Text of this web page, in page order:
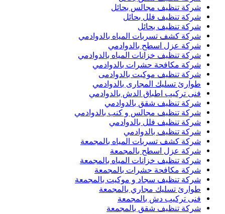
شركة تنظيف مجالس بحائل
شركة تنظيف فلل بحائل
شركة تنظيف بحائل
شركة كشف تسربات المياه بالدوادمي
شركة عزل اسطح بالدوادمي
شركة تنظيف خزانات المياه بالدوادمي
شركة مكافحة حشرات بالدوادمي
شركة تنظيف موكيت بالدوادمى
طوارئ تسليك المجارى بالدوادمي
فنى تركيب اطباق الدش بالدوادمي
شركة تنظيف شقق بالدوادمي
شركة تنظيف مجالس و كنب بالدوادمي
شركة تنظيف فلل بالدوادمي
شركة تنظيف بالدوادمي
شركة كشف تسربات المياه بالمجمعة
شركة عزل اسطح بالمجمعة
شركة تنظيف خزانات المياه بالمجمعة
شركة مكافحة حشرات بالمجمعة
شركة تنظيف سجاد و موكيت بالمجمعة
طوارئ تسليك مجاري بالمجمعة
فنى تركيب دش بالمجمعة
شركة تنظيف شقق بالمجمعة